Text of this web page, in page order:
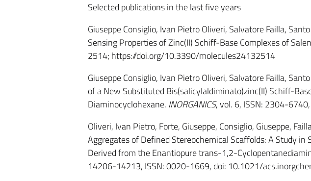
Selected publications in the last five years
Giuseppe Consiglio, Ivan Pietro Oliveri, Salvatore Failla,
Sensing Properties of Zinc(II) Schiff-Base Complexes of
2514; https://doi.org/10.3390/molecules24132514
Giuseppe Consiglio, Ivan Pietro Oliveri, Salvatore Failla,
of a New Substituted Bis(salicylaldiminato)zinc(II) Schiff-
Diaminocyclohexane. INORGANICS, vol. 6, ISSN: 2304-
Oliveri, Ivan Pietro, Forte, Giuseppe, Consiglio, Giuseppe,
Aggregates of Defined Stereochemical Scaffolds: A Study in
Derived from the Enantiopure trans-1,2-
14206-14213, ISSN: 0020-1669, doi: 10.1021/